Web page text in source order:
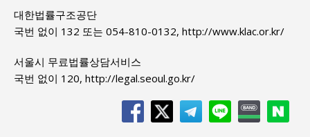
대한법률구조공단
국번 없이 132 또는 054-810-0132, http://www.klac.or.kr/
서울시 무료법률상담서비스
국번 없이 120, http://legal.seoul.go.kr/